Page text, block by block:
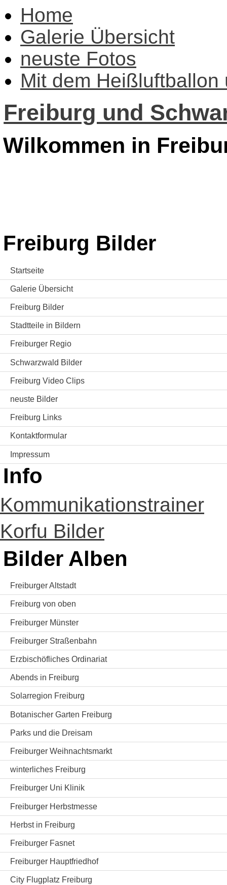
Home
Galerie Übersicht
neuste Fotos
Mit dem Heißluftballon
Freiburg und
Wilkommen in
Freiburg Bilder
Startseite
Galerie Übersicht
Freiburg Bilder
Stadtteile in Bildern
Freiburger Regio
Schwarzwald Bilder
Freiburg Video Clips
neuste Bilder
Freiburg Links
Kontaktformular
Impressum
Info
Kommunikationstrainer
Korfu Bilder
Bilder Alben
Freiburger Altstadt
Freiburg von oben
Freiburger Münster
Freiburger Straßenbahn
Erzbischöfliches Ordinariat
Abends in Freiburg
Solarregion Freiburg
Botanischer Garten Freiburg
Parks und die Dreisam
Freiburger Weihnachtsmarkt
winterliches Freiburg
Freiburger Uni Klinik
Freiburger Herbstmesse
Herbst in Freiburg
Freiburger Fasnet
Freiburger Hauptfriedhof
City Flugplatz Freiburg